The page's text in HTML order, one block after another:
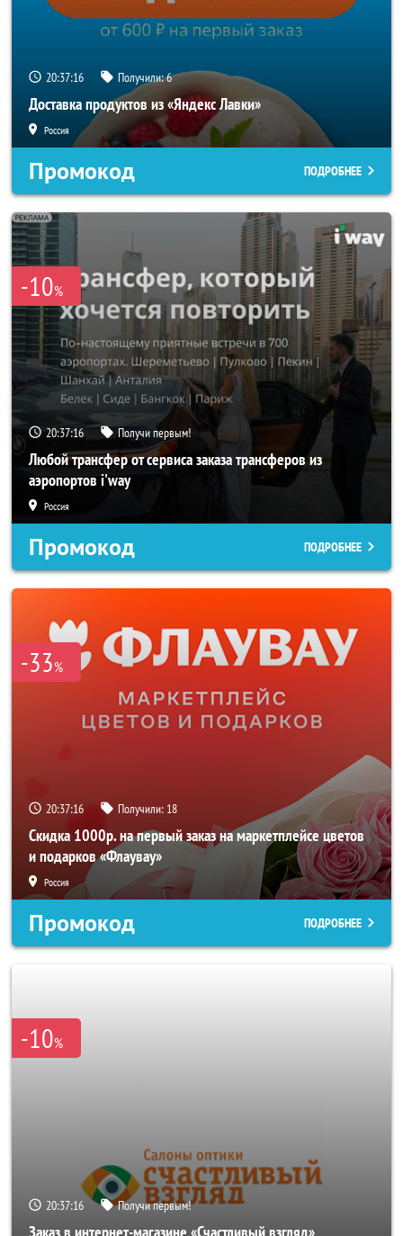
20:37:14 Получили:6
Доставка продуктов из «Яндекс Лавки»
Россия
Промокод ПОДРОБНЕЕ
-10%
20:37:14 Получи первым!
Любой трансфер от сервиса заказа трансферов из
аэропортов i'way
Россия
Промокод ПОДРОБНЕЕ
-33%
20:37:14 Получили: 18
Скидка 1000р. на первый заказ на маркетплейсе цветов
и подарков «Флаувау»
Россия
Промокод ПОДРОБНЕЕ
-10%
20:37:14 Получи первым!